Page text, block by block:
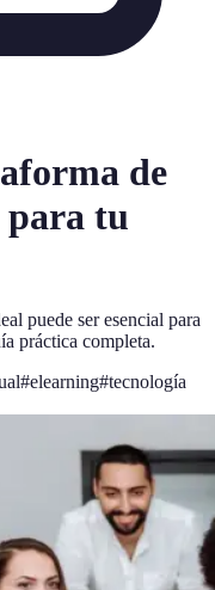
de
para tu
puede ser esencial para
práctica completa.
#elearning#tecnología